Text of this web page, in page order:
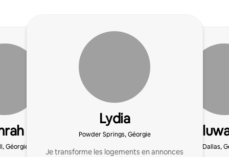
Géorgie
Lydia
Powder Springs, Géorgie
Je transforme les logements en annonces
Dallas,